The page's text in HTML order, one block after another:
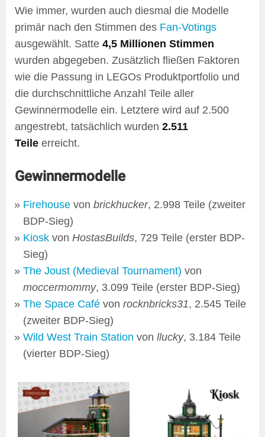
Wie immer, wurden auch diesmal die Modelle
primär nach den Stimmen des Fan-Votings
ausgewählt. Satte 4,5 Millionen Stimmen
wurden abgegeben. Zusätzlich fließen Faktoren
wie die Passung in LEGOs Produktportfolio und
die durchschnittliche Anzahl Teile aller
Gewinnermodelle ein. Letztere wird auf 2.500
angestrebt, tatsächlich wurden 2.511
Teile erreicht.
Gewinnermodelle
Firehouse vonbrickhucker, 2.998 Teile (zweiter
BDP-Sieg)
Kiosk vonHostasBuilds, 729 Teile (erster BDP-
Sieg)
The Joust (Medieval Tournament) von
moccermommy, 3.099 Teile (erster BDP-Sieg)
The Space Café vonrocknbricks31, 2.545 Teile
(zweiter BDP-Sieg)
Wild West Train Station vonllucky, 3.184 Teile
(vierter BDP-Sieg)